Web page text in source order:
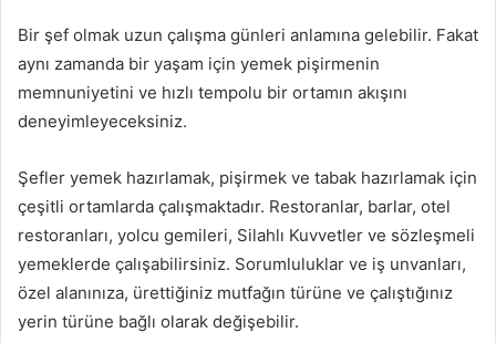
Bir şef olmak uzun çalışma günleri anlamına gelebilir. Fakat
aynı zamanda bir yaşam için yemek pişirmenin
memnuniyetini ve hızlı tempolu bir ortamın akışını
deneyimleyeceksiniz.
Şefler yemek hazırlamak, pişirmek ve tabak hazırlamak için
çeşitli ortamlarda çalışmaktadır. Restoranlar, barlar, otel
restoranları, yolcu gemileri, Silahlı Kuvvetler ve sözleşmeli
yemeklerde çalışabilirsiniz. Sorumluluklar ve iş unvanları,
özel alanınıza, ürettiğiniz mutfağın türüne ve çalıştığınız
yerin türüne bağlı olarak değişebilir.